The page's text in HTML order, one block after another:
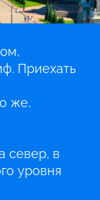
Приехать
же,
север, в
уровня